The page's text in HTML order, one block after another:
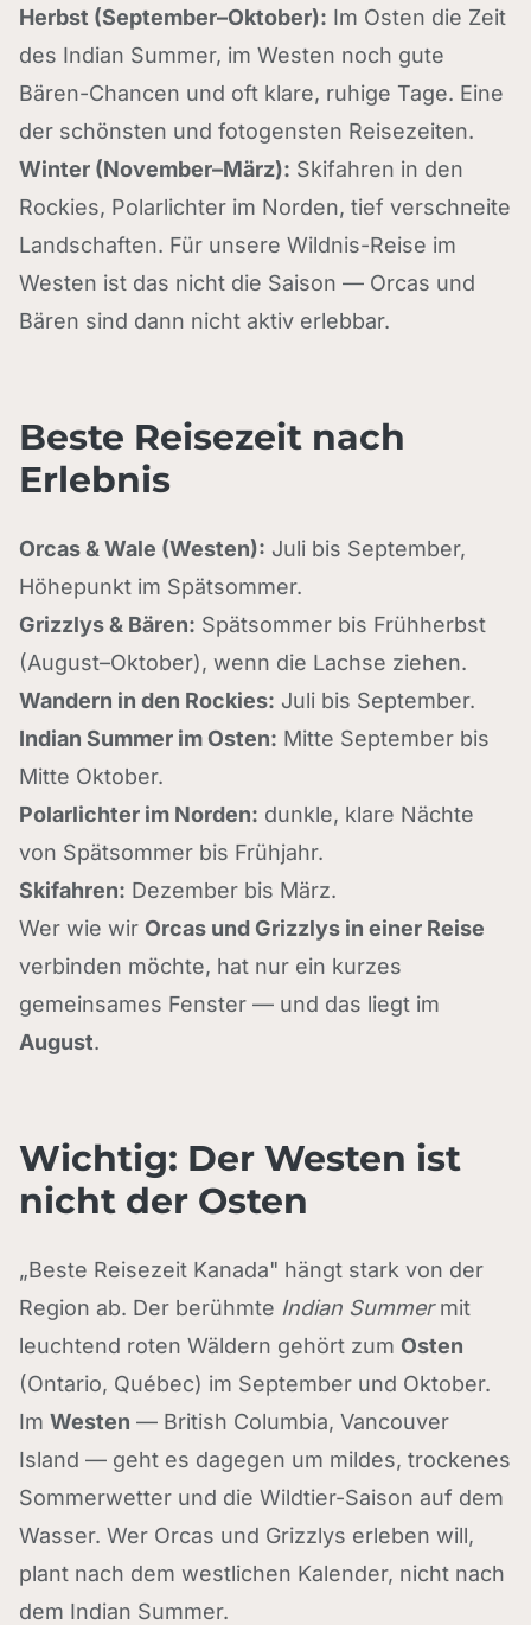
Herbst (September–Oktober): Im Osten die Zeit
des Indian Summer, im Westen noch gute
Bären-Chancen und oft klare, ruhige Tage. Eine
der schönsten und fotogensten Reisezeiten.
Winter (November–März): Skifahren in den
Rockies, Polarlichter im Norden, tief verschneite
Landschaften. Für unsere Wildnis-Reise im
Westen ist das nicht die Saison — Orcas und
Bären sind dann nicht aktiv erlebbar.
Beste Reisezeit nach
Erlebnis
Orcas & Wale (Westen): Juli bis September,
Höhepunkt im Spätsommer.
Grizzlys & Bären: Spätsommer bis Frühherbst
(August–Oktober), wenn die Lachse ziehen.
Wandern in den Rockies: Juli bis September.
Indian Summer im Osten: Mitte September bis
Mitte Oktober.
Polarlichter im Norden: dunkle, klare Nächte
von Spätsommer bis Frühjahr.
Skifahren: Dezember bis März.
Wer wie wir Orcas und Grizzlys in einer Reise
verbinden möchte, hat nur ein kurzes
gemeinsames Fenster — und das liegt im
August.
Wichtig: Der Westen ist
nicht der Osten
„Beste Reisezeit Kanada" hängt stark von der
Region ab. Der berühmte Indian Summermit
leuchtend roten Wäldern gehört zum Osten
(Ontario, Québec) im September und Oktober.
Im Westen — British Columbia, Vancouver
Island — geht es dagegen um mildes, trockenes
Sommerwetter und die Wildtier-Saison auf dem
Wasser. Wer Orcas und Grizzlys erleben will,
plant nach dem westlichen Kalender, nicht nach
dem Indian Summer.